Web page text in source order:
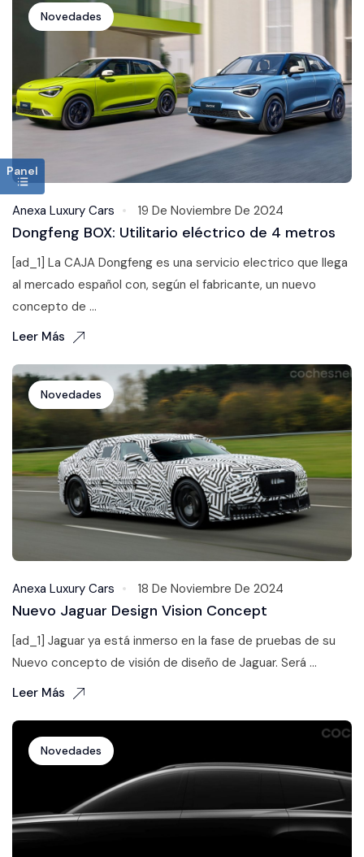
Panel
Novedades
Anexa Luxury Cars 19 De Noviembre De 2024
Dongfeng BOX: Utilitario eléctrico de 4 metros
[ad_1] La CAJA Dongfeng es una servicio electrico que llega
al mercado español con, según el fabricante, un nuevo
concepto de ...
Leer Más
Novedades
Anexa Luxury Cars 18 De Noviembre De 2024
Nuevo Jaguar Design Vision Concept
[ad_1] Jaguar ya está inmerso en la fase de pruebas de su
Nuevo concepto de visión de diseño de Jaguar. Será ...
Leer Más
Novedades